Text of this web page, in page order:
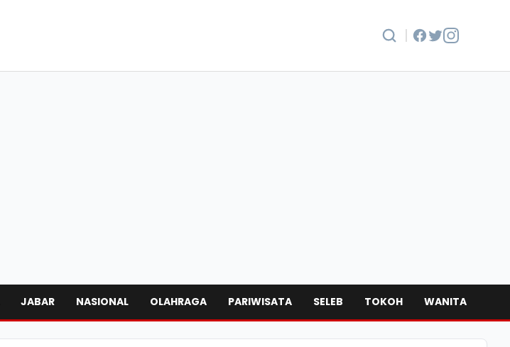
|
JABAR NASIONAL OLAHRAGA PARIWISATA SELEB TOKOH WANITA